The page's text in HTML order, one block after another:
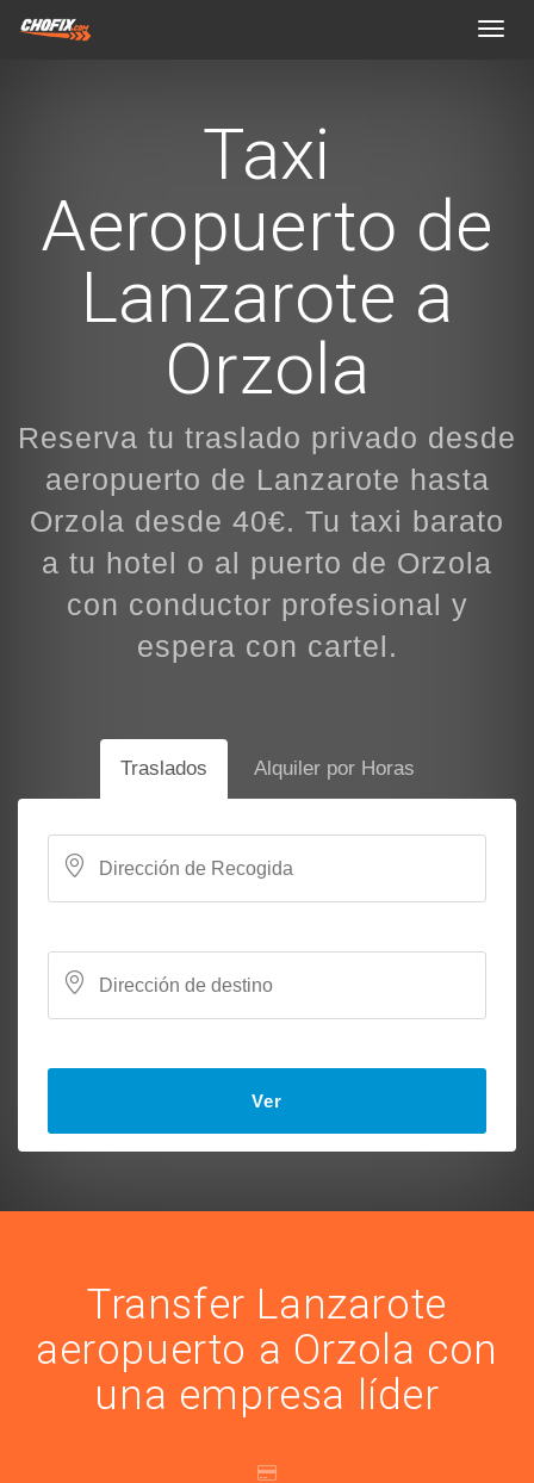
Taxi
Aeropuerto de
Lanzarote a
Orzola
Reserva tu traslado privado desde
aeropuerto de Lanzarote hasta
Orzola desde 40€. Tu taxi barato
a tu hotel o al puerto de Orzola
con conductor profesional y
espera con cartel.
Traslados Alquiler por Horas
Ver
Transfer Lanzarote
aeropuerto a Orzola con
una empresa líder